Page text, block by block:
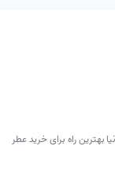
بهترین راه برای خرید عطر